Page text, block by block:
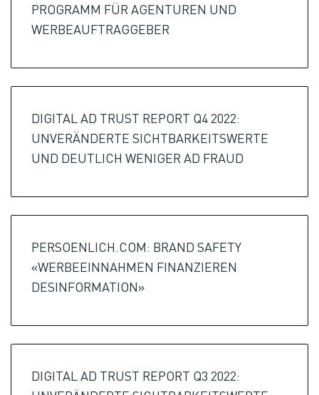
PROGRAMM FÜR AGENTUREN UND
WERBEAUFTRAGGEBER
DIGITAL AD TRUST REPORT Q4 2022:
UNVERÄNDERTE SICHTBARKEITSWERTE
UND DEUTLICH WENIGER AD FRAUD
PERSOENLICH.COM: BRAND SAFETY
«WERBEEINNAHMEN FINANZIEREN
DESINFORMATION»
DIGITAL AD TRUST REPORT Q3 2022: